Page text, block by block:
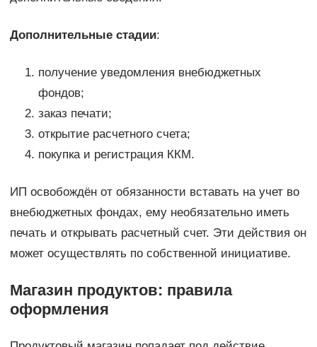
Дополнительные стадии:
получение уведомления внебюджетных
фондов;
заказ печати;
открытие расчетного счета;
покупка и регистрация ККМ.
ИП освобождён от обязанности вставать на учет во
внебюджетных фондах, ему необязательно иметь
печать и открывать расчетный счет. Эти действия он
может осуществлять по собственной инициативе.
Магазин продуктов: правила
оформления